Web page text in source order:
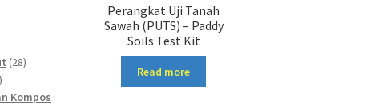
Perangkat Uji Tanah
Sawah (PUTS) – Paddy
Soils Test Kit
Read more
2828
Kompos